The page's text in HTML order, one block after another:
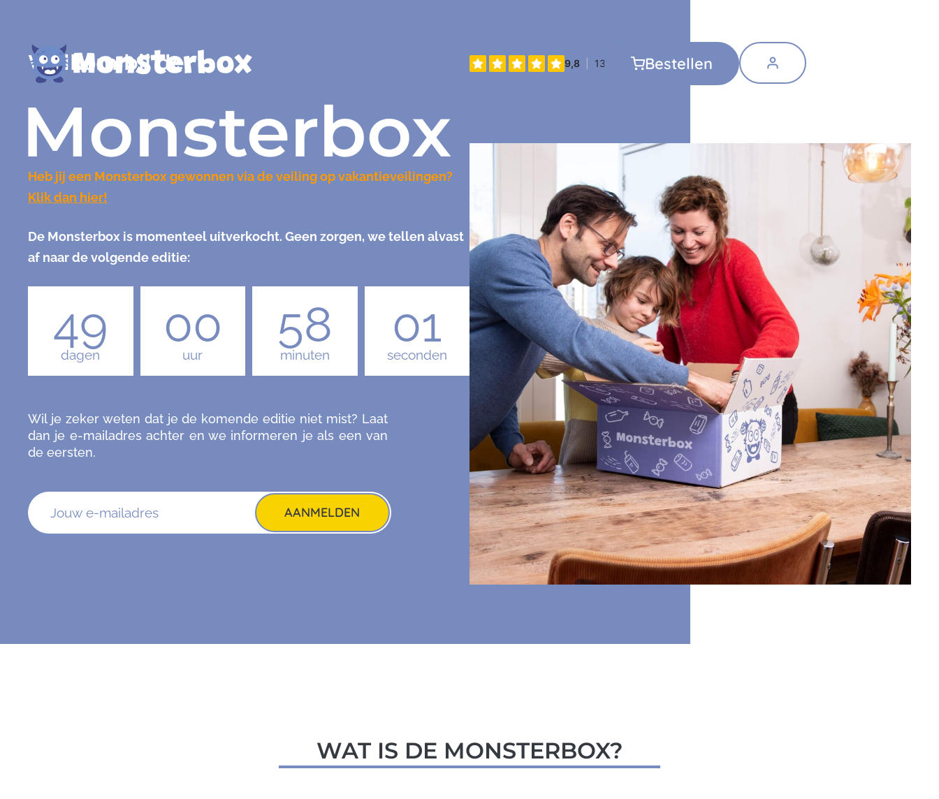
Bestellen
Welkom bij de
Monsterbox
Heb jij een Monsterbox gewonnen via de veiling op vakantieveilingen?
Klik dan hier!
De Monsterbox is momenteel uitverkocht. Geen zorgen, we tellen alvast
af naar de volgende editie:
49
dagen
00
uur
57
minuten
59
seconden
Wil je zeker weten dat je de komende editie niet mist? Laat
dan je e-mailadres achter en we informeren je als een van
de eersten.
AANMELDEN
WAT IS DE MONSTERBOX?